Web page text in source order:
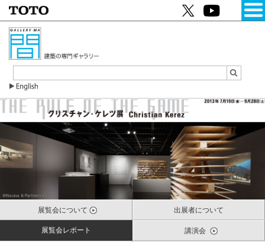
展覧会について 出展者について
展覧会レポート 講演会